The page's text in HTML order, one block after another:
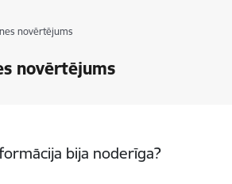
novērtējums
novērtējums
bija noderīga?